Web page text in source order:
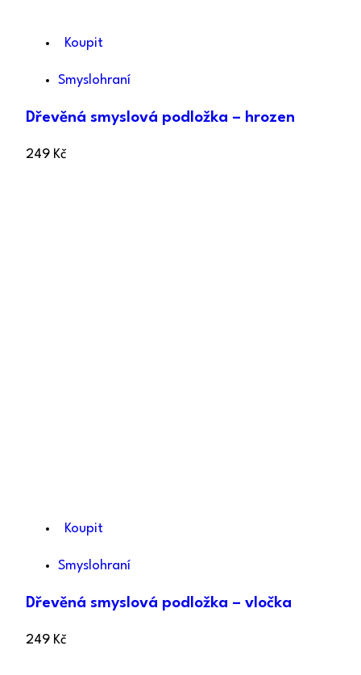
Koupit
Smyslohraní
Dřevěná smyslová podložka – hrozen
249 Kč
Koupit
Smyslohraní
Dřevěná smyslová podložka – vločka
249 Kč